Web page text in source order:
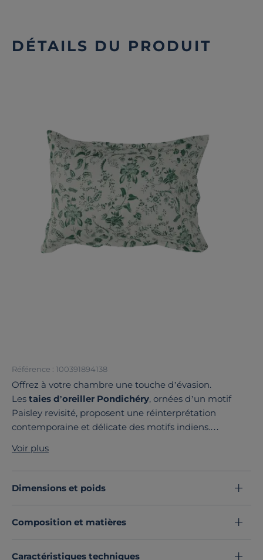
DÉTAILS DU PRODUIT
Référence : 100391894138
Offrez à votre chambre une touche d’évasion.
Les taies d’oreiller Pondichéry, ornées d’un motif
Paisley revisité, proposent une réinterprétation
contemporaine et délicate des motifs indiens.
satin de coton
l’allure raffinée.
Appréciez le confort et le charme intemporel d’une
Voir plus
Dimensions et poids
Composition et matières
Caractéristiques techniques